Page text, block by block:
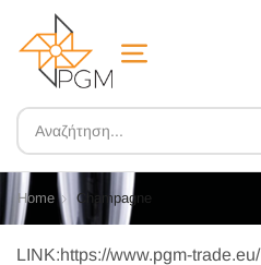
Home Champagne
LINK:https://www.pgm-trade.eu/